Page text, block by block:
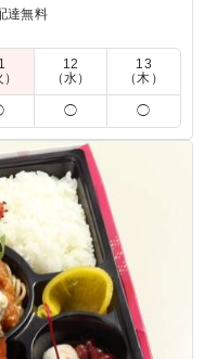
値段、ボリューム、
ームがあり、シャケ
も良かったです。 小
達無料
12
（水）
13
（木）
◯ ◯